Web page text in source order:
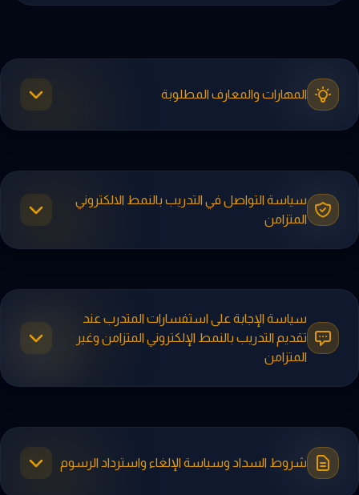
المهارات والمعارف المطلوبة
سياسة التواصل في التدريب بالنمط الالكتروني
المتزامن
سياسة الإجابة على استفسارات المتدرب عند
تقديم التدريب بالنمط الإلكتروني المتزامن وغير
المتزامن
شروط السداد وسياسة الإلغاء واسترداد الرسوم